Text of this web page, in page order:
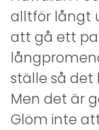
alltför långt
att gå ett
ställe så det
Men det är
Glöm inte